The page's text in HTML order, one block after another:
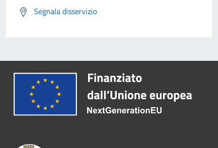
Segnala disservizio